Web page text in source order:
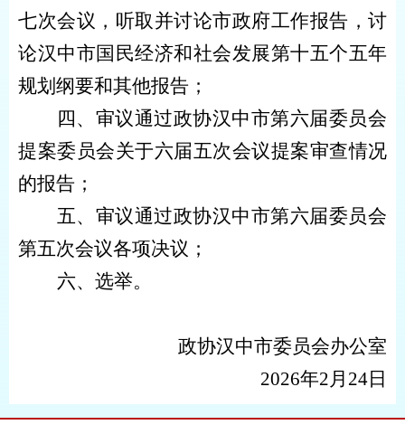
七次会议，听取并讨论市政府工作报告，讨
论汉中市国民经济和社会发展第十五个五年
规划纲要和其他报告；
四、 审议通过政协汉中市第六届委员会
提案委员会关于六届五次会议提案审查情况
的报告；
五、 审议通过政协汉中市第六届委员会
第五次会议各项决议；
六、 选举。
政协汉中市委员会办公室
2026年2月24日